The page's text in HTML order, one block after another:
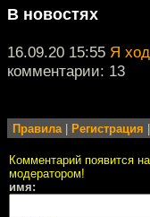
В новостях
16.09.20 15:55 Я
комментарии: 13
Правила| Регистрация
Комментарий появится
модератором!
имя: